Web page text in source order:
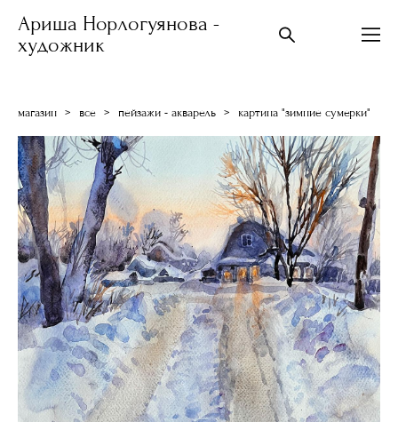
Ариша Норлогуянова -
художник
магазин > все > пейзажи - акварель > картина "зимние сумерки"